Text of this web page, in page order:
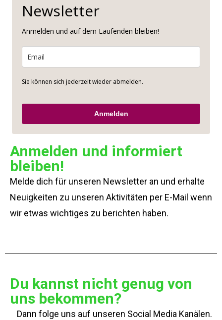
Newsletter
Anmelden und auf dem Laufenden bleiben!
Sie können sich jederzeit wieder abmelden.
Anmelden
Anmelden und informiert
bleiben!
Melde dich für unseren Newsletter an und erhalte
Neuigkeiten zu unseren Aktivitäten per E-Mail wenn
wir etwas wichtiges zu berichten haben.
Du kannst nicht genug von
uns bekommen?
Dann folge uns auf unseren Social Media Kanälen.